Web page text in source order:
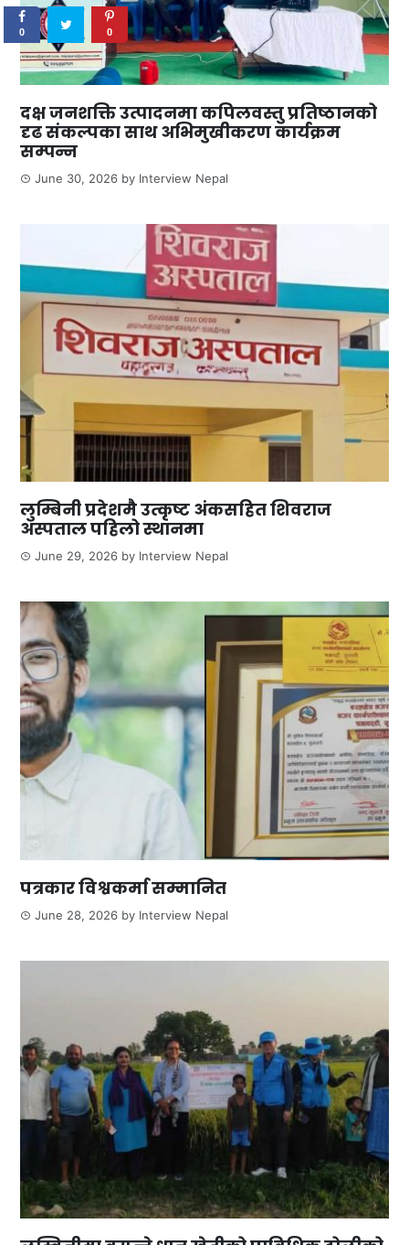
दक्ष जनशक्ति उत्पादनमा कपिलवस्तु प्रतिष्ठानको
दृढ संकल्पका साथ अभिमुखीकरण कार्यक्रम
सम्पन्न
June 30, 2026 by Interview Nepal
लुम्बिनी प्रदेशमै उत्कृष्ट अंकसहित शिवराज
अस्पताल पहिलो स्थानमा
June 29, 2026 by Interview Nepal
पत्रकार विश्वकर्मा सम्मानित
June 28, 2026 by Interview Nepal
0 0